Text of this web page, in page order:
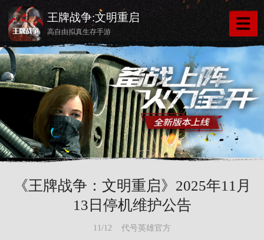
王牌战争:文明重启
高自由拟真生存手游
《王牌战争：文明重启》2025年11月
13日停机维护公告
11/12 代号英雄官方